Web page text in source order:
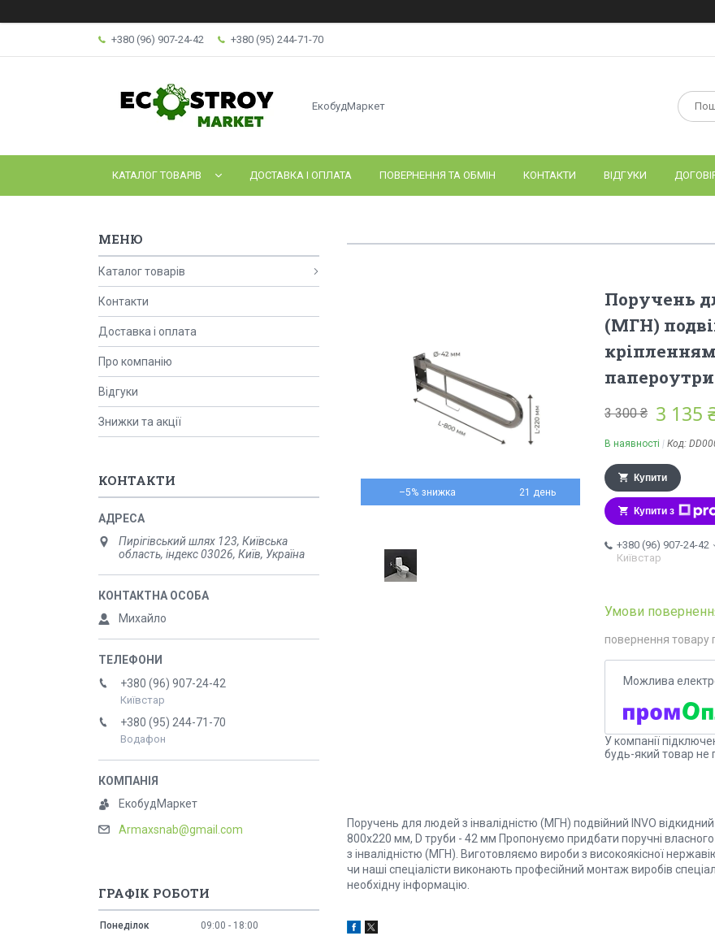
+380 (96) 907-24-42 +380 (95) 244-71-70
ЕкобудМаркет
КАТАЛОГ ТОВАРІВ ДОСТАВКА І ОПЛАТА ПОВЕРНЕННЯ ТА ОБМІН КОНТАКТИ ВІДГУКИ
–5% 21 день
Поручень
(МГН)
3 300 ₴ 3 135
В наявності Код:
Купити
Купити з
+380 (96) 907-24-42
Київстар
повернення товару
У компанії
будь-який товар не
Поручень для людей з інвалідністю (МГН) подвійний INVO
800х220 мм, D труби - 42 мм Пропонуємо придбати поручні
з інвалідністю (МГН). Виготовляємо вироби з високоякісної
чи наші спеціалісти виконають професійний монтаж виробів
необхідну інформацію.
Каталог товарів
Контакти
Доставка і оплата
Про компанію
Відгуки
Знижки та акції
КОНТАКТИ
Пирігівський шлях 123, Київська
область, індекс 03026, Київ, Україна
Михайло
+380 (96) 907-24-42
Київстар
+380 (95) 244-71-70
Водафон
ЕкобудМаркет
Armaxsnab@gmail.com
ГРАФІК РОБОТИ
Понеділок 09:00 18:00